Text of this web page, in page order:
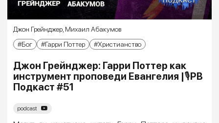
Джон Грейнджер,Михаил Абакумов
Бог
Гарри Поттер Христианство
Джон Грейнджер: Гарри Поттер как
инструмент проповеди Евангелия |🎙РВ
Подкаст #51
podcast